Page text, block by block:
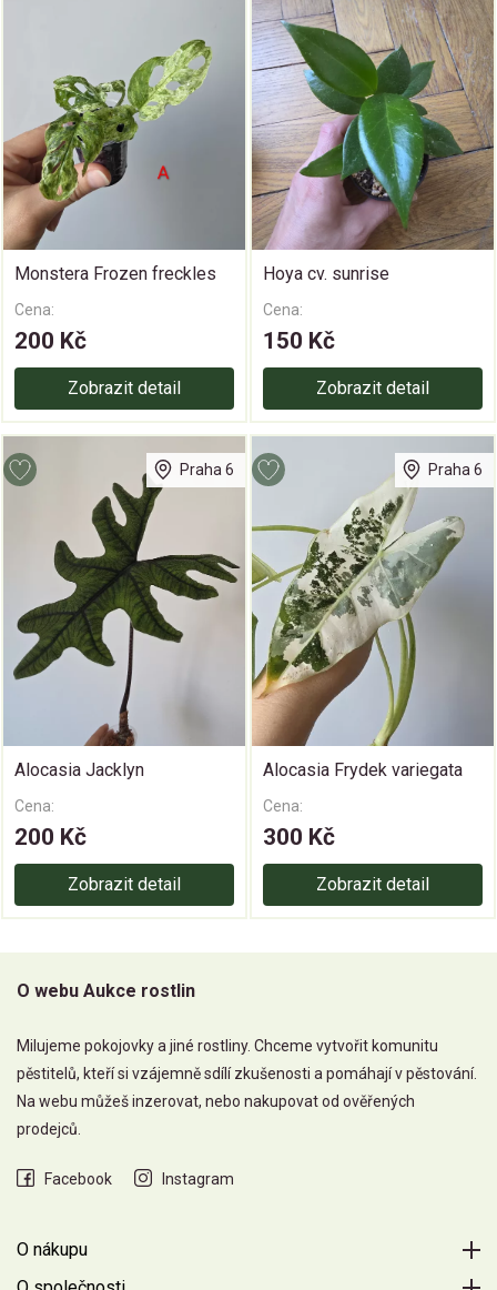
Monstera Frozen freckles
Cena:
200 Kč
Zobrazit detail
Hoya cv. sunrise
Cena:
150 Kč
Zobrazit detail
Praha 6
Alocasia Jacklyn
Cena:
200 Kč
Zobrazit detail
Praha 6
Alocasia Frydek variegata
Cena:
300 Kč
Zobrazit detail
O webu Aukce rostlin
Milujeme pokojovky a jiné rostliny. Chceme vytvořit komunitu
pěstitelů, kteří si vzájemně sdílí zkušenosti a pomáhají v pěstování.
Na webu můžeš inzerovat, nebo nakupovat od ověřených
prodejců.
Facebook Instagram
O nákupu